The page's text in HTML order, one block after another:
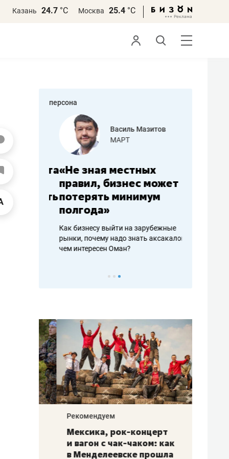
Казань 24.7 °С Москва 25.4 °С
персона
работа
Василь Мазитов
МАРТ
«Не зная местных
правил, бизнес может
потерять минимум
полгода»
Как бизнесу выйти на зарубежные
рынки, почему надо знать аксакалов и
чем интересен Оман?
Рекомендуем
Мексика, рок-концерт
и вагон с чак-чаком: как
в Менделеевске прошла